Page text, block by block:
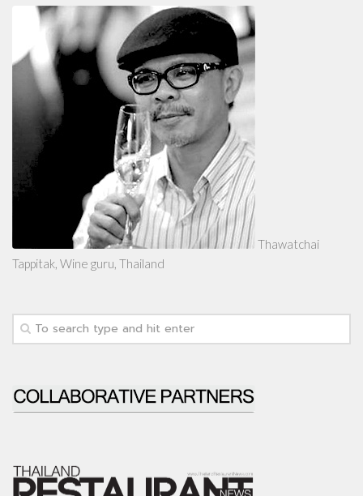
Thawatchai
Tappitak, Wine guru, Thailand